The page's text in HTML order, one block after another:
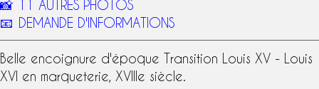
📸 11 AUTRES PHOTOS
📧 DEMANDE D'INFORMATIONS
Belle encoignure d'époque Transition Louis XV - Louis
XVI en marqueterie XVIIIe siècle